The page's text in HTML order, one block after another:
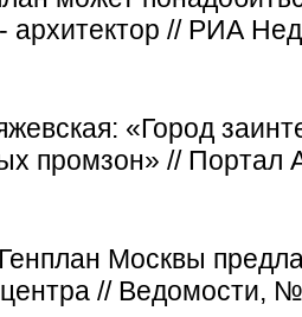
архитектор // РИА
«Город
промзон» // Портал
Москвы
// Ведомости,